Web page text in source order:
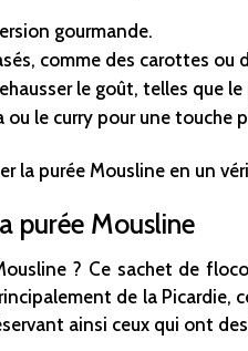
gourmande.
comme des carottes
le goût, telles que
le curry pour une touche
la purée Mousline en un
purée Mousline
? Ce sachet de
de la Picardie,
ainsi ceux qui ont